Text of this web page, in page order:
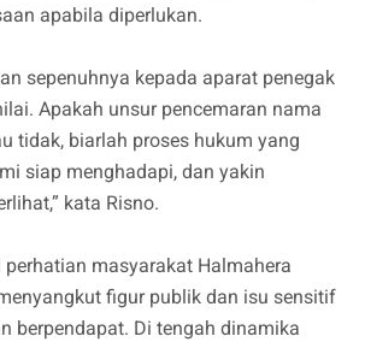
apabila diperlukan.
sepenuhnya kepada aparat penegak
Apakah unsur pencemaran nama
tidak, biarlah proses hukum yang
siap menghadapi, dan yakin
kata Risno.
masyarakat Halmahera
figur publik dan isu sensitif
berpendapat. Di tengah dinamika